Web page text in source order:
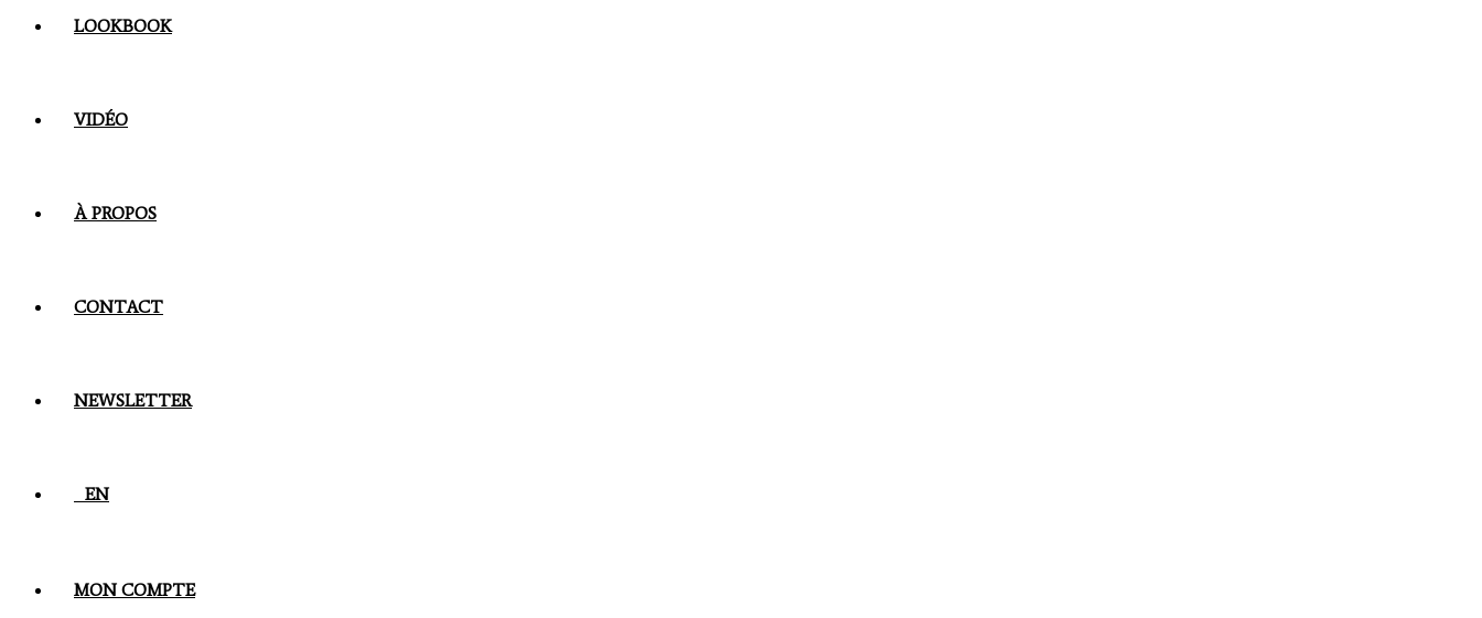
LOOKBOOK
VIDÉO
À PROPOS
CONTACT
NEWSLETTER
EN
MON COMPTE